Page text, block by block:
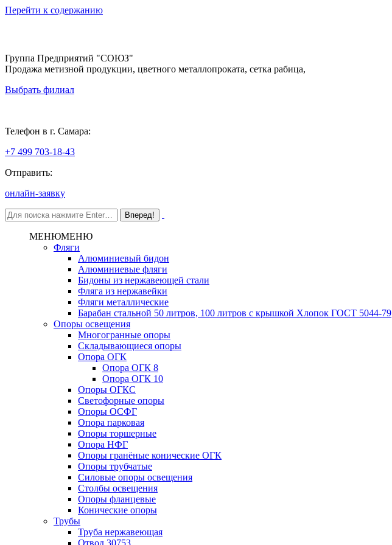
Перейти к содержанию
Группа Предприятий "СОЮЗ"
Продажа метизной продукции, цветного металлопроката, сетка рабица,
Выбрать филиал
Телефон в г. Самара:
+7 499 703-18-43
Отправить:
онлайн-заявку
МЕНЮМЕНЮ
Фляги
Алюминиевый бидон
Алюминиевые фляги
Бидоны из нержавеющей стали
Фляга из нержавейки
Фляги металлические
Барабан стальной 50 литров, 100 литров с крышкой Хлопок ГОСТ 5044-79
Опоры освещения
Многогранные опоры
Складывающиеся опоры
Опора ОГК
Опора ОГК 8
Опора ОГК 10
Опоры ОГКС
Светофорные опоры
Опоры ОСФГ
Опора парковая
Опоры торшерные
Опора НФГ
Опоры гранёные конические ОГК
Опоры трубчатые
Силовые опоры освещения
Столбы освещения
Опоры фланцевые
Конические опоры
Трубы
Труба нержавеющая
Отвод 30753